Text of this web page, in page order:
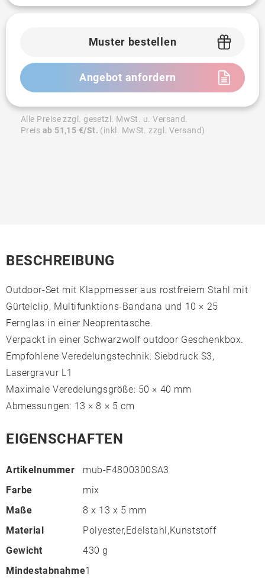
Muster bestellen
Angebot anfordern
Alle Preise zzgl. gesetzl. MwSt. u. Versand.
Preis ab 51,15 €/St. (inkl. MwSt. zzgl. Versand)
BESCHREIBUNG
Outdoor-Set mit Klappmesser aus rostfreiem Stahl mit
Gürtelclip, Multifunktions-Bandana und 10 × 25
Fernglas in einer Neoprentasche.
Verpackt in einer Schwarzwolf outdoor Geschenkbox.
Empfohlene Veredelungstechnik: Siebdruck S3,
Lasergravur L1
Maximale Veredelungsgröße: 50 × 40 mm
Abmessungen: 13 × 8 × 5 cm
EIGENSCHAFTEN
Artikelnummer
mub-F4800300SA3
Farbe
mix
Maße
8 x 13 x 5 mm
Material
Polyester,Edelstahl,Kunststoff
Gewicht
430 g
Mindestabnahme1